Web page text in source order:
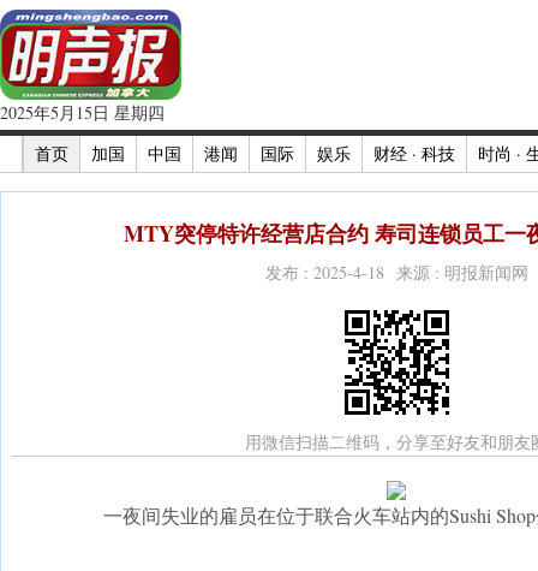
2025年5月15日 星期四
首页
加国 中国 港闻 国际 娱乐 财经 · 科技 时尚 ·
MTY突停特许经营店合约 寿司连锁员工一
发布 : 2025-4-18 来源 : 明报新闻网
用微信扫描二维码，分享至好友和朋友
一夜间失业的雇员在位于联合火车站内的Sushi